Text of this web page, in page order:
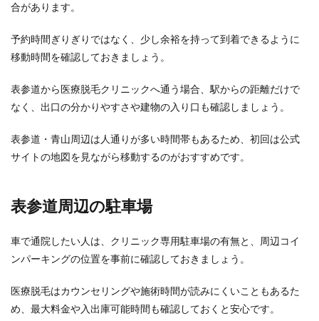
合があります。
予約時間ぎりぎりではなく、少し余裕を持って到着できるように
移動時間を確認しておきましょう。
表参道から医療脱毛クリニックへ通う場合、駅からの距離だけで
なく、出口の分かりやすさや建物の入り口も確認しましょう。
表参道・青山周辺は人通りが多い時間帯もあるため、初回は公式
サイトの地図を見ながら移動するのがおすすめです。
表参道周辺の駐車場
車で通院したい人は、クリニック専用駐車場の有無と、周辺コイ
ンパーキングの位置を事前に確認しておきましょう。
医療脱毛はカウンセリングや施術時間が読みにくいこともあるた
め、最大料金や入出庫可能時間も確認しておくと安心です。